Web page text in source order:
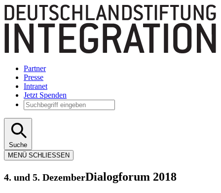
Partner
Presse
Intranet
Jetzt Spenden
Suche
MENÜ SCHLIESSEN
4. und 5. DezemberDialogforum 2018